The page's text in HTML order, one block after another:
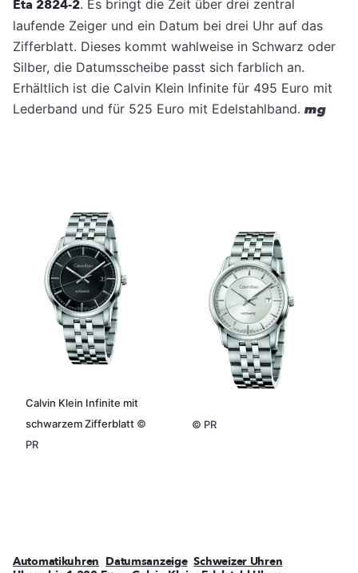
Eta 2824-2. Es bringt die Zeit über drei zentral
laufende Zeiger und ein Datum bei drei Uhr auf das
Zifferblatt. Dieses kommt wahlweise in Schwarz oder
Silber, die Datumsscheibe passt sich farblich an.
Erhältlich ist die Calvin Klein Infinite für 495 Euro mit
Lederband und für 525 Euro mit Edelstahlband. mg
Calvin Klein Infinite mit
schwarzem Zifferblatt ©
PR
© PR
Automatikuhren Datumsanzeige Schweizer Uhren